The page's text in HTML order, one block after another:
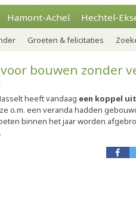
Hamont-Achel Hechtel-
Groeten & felicitaties
bouwen zonder
heeft vandaag een koppel
o.m. een veranda hadden
binnen het jaar worden